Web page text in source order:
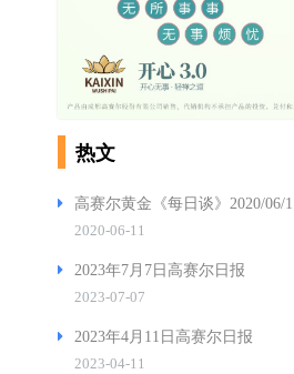
热文
高赛尔黄金《每日谈》2020/06/
2020-06-11
2023年7月7日高赛尔日报
2023-07-07
2023年4月11日高赛尔日报
2023-04-11